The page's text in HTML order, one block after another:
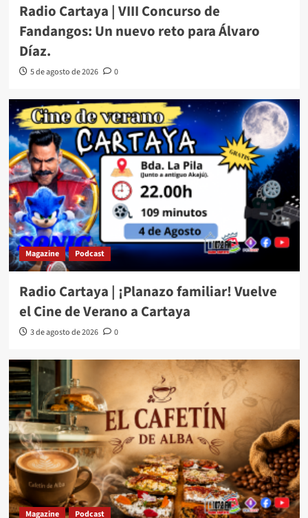
Radio Cartaya | VIII Concurso de
Fandangos: Un nuevo reto para Álvaro
Díaz.
5 de agosto de 2026 0
Magazine Podcast
Radio Cartaya | ¡Planazo familiar! Vuelve
el Cine de Verano a Cartaya
3 de agosto de 2026 0
Magazine Podcast